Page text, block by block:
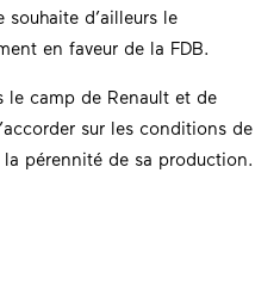
d’ailleurs le
en faveur de la FDB.
le camp de Renault et de
sur les conditions de
pérennité de sa production.